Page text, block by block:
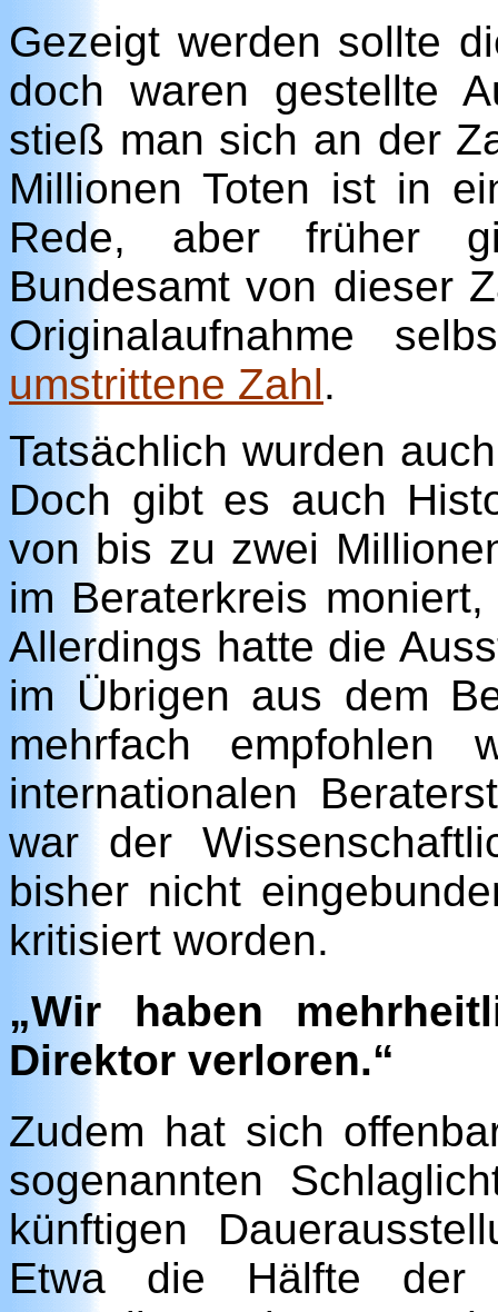
Gezeigt werden sollte
doch waren gestellte
stieß man sich an der
Millionen Toten ist in
Rede, aber früher
Bundesamt von dieser
Originalaufnahme
umstrittene Zahl.
Tatsächlich wurden
Doch gibt es auch
von bis zu zwei
im Beraterkreis
Allerdings hatte die
im Übrigen aus dem
mehrfach empfohlen
internationalen
war der
bisher nicht
kritisiert worden.
„Wir haben
Direktor verloren.“
Zudem hat sich
sogenannten
künftigen
Etwa die Hälfte der